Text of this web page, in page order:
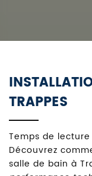
TRAPPES
Temps de
Découvrez
salle de bain à